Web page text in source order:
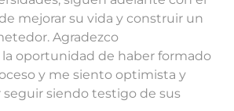
mejorar su vida y construir un
Agradezco
oportunidad de haber formado
y me siento optimista y
siendo testigo de sus